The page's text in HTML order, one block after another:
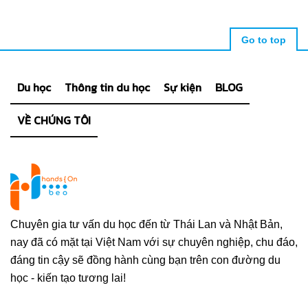
Go to top
Chuyên gia tư vấn du học đến từ Thái Lan và Nhật Bản,
nay đã có mặt tại Việt Nam với sự chuyên nghiệp, chu đáo,
đáng tin cậy sẽ đồng hành cùng bạn trên con đường du
học - kiến tạo tương lai!
Du học Thông tin du học Sự kiện
BLOG
VỀ CHÚNG TÔI